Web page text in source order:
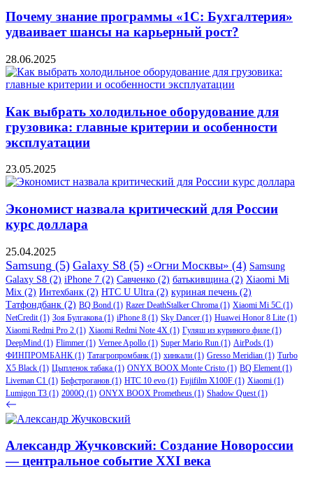
Почему знание программы «1С: Бухгалтерия»
удваивает шансы на карьерный рост?
28.06.2025
Как выбрать холодильное оборудование для
грузовика: главные критерии и особенности
эксплуатации
23.05.2025
Экономист назвала критический для России
курс доллара
25.04.2025
Samsung (5) Galaxy S8 (5) «Огни Москвы» (4) Samsung
Galaxy S8 (2) iPhone 7 (2) Савченко (2) батькивщина (2) Xiaomi Mi
Mix (2) Интехбанк (2) HTC U Ultra (2) куриная печень (2)
Татфондбанк (2) BQ Bond (1) Razer DeathStalker Chroma (1) Xiaomi Mi 5C (1)
NetCredit (1) Зоя Булгакова (1) iPhone 8 (1) Sky Dancer (1) Huawei Honor 8 Lite (1)
Xiaomi Redmi Pro 2 (1) Xiaomi Redmi Note 4X (1) Гуляш из куриного филе (1)
DeepMind (1) Flimmer (1) Vernee Apollo (1) Super Mario Run (1) AirPods (1)
ФИНПРОМБАНК (1) Татагропромбанк (1) хинкали (1) Gresso Meridian (1) Turbo
X5 Black (1) Цыпленок табака (1) ONYX BOOX Monte Cristo (1) BQ Element (1)
Liveman C1 (1) Бефстроганов (1) HTC 10 evo (1) Fujifilm X100F (1) Xiaomi (1)
Lumigon T3 (1) 2000Q (1) ONYX BOOX Prometheus (1) Shadow Quest (1)
Александр Жучковский: Создание Новороссии
— центральное событие XXI века